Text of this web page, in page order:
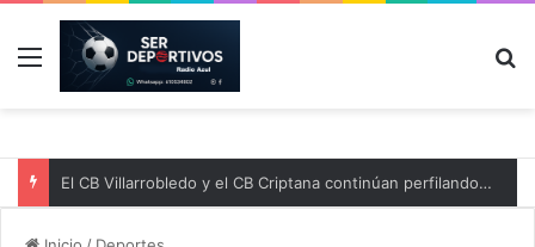
Menú
El CB Villarrobledo y el CB Criptana continúan perfilando sus plantillas